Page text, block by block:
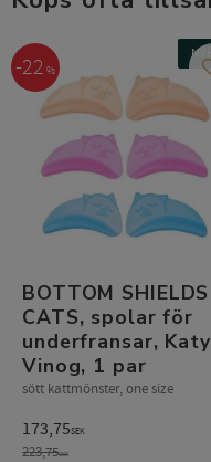
BOTTOM
CATS, spolar för
underfransar,
Vinog, 1 par
sött kattmönster, one size
173,75SEK
223,75SEK
22 %